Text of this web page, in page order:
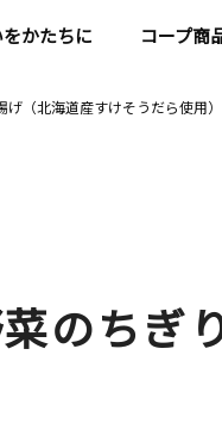
かたちに コープ商
げ（北海道産すけそうだら使用
のちぎ